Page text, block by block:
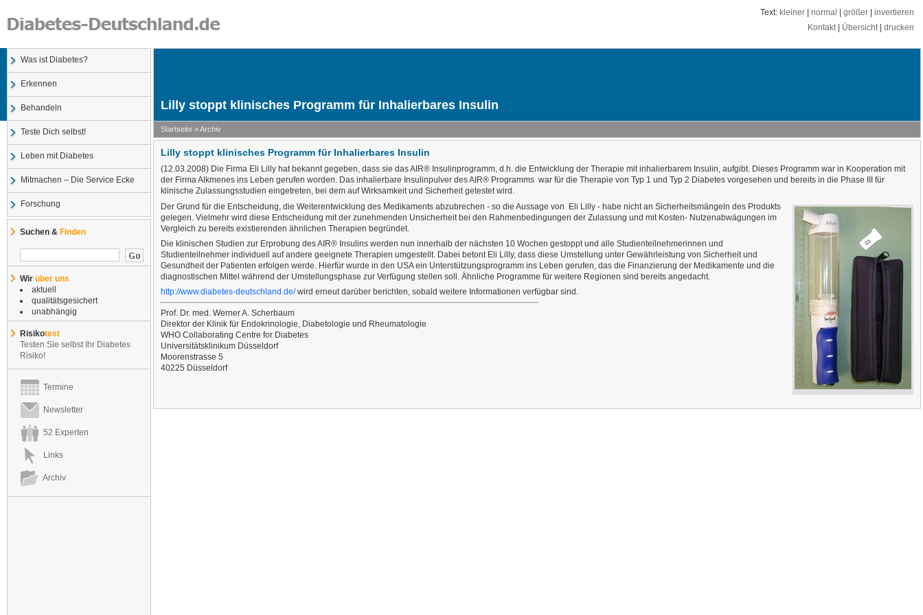
Text: kleiner normal größer
invertieren
Kontakt| Übersicht| drucken
Was ist Diabetes?
Erkennen
Behandeln
Teste Dich selbst!
Leben mit Diabetes
Mitmachen – Die Service Ecke
Forschung
Suchen & Finden
Wir über uns
aktuell
qualitätsgesichert
unabhängig
Risikotest
Testen Sie selbst Ihr Diabetes
Risiko!
Termine
Newsletter
52 Experten
Links
Archiv
Lilly stoppt klinisches Programm für Inhalierbares Insulin
Startseite » Archiv
Lilly stoppt klinisches Programm für Inhalierbares Insulin
(12.03.2008) Die Firma Eli Lilly hat bekannt gegeben, dass sie das AIR® Insulinprogramm, d.h. die Entwicklung der Therapie mit inhalierbarem Insulin, aufgibt. Dieses Programm war in Kooperation mit
der Firma Alkmenes ins Leben gerufen worden. Das inhalierbare Insulinpulver des AIR® Programms war für die Therapie von Typ 1 und Typ 2 Diabetes vorgesehen und bereits in die Phase III für
klinische Zulassungsstudien eingetreten, bei dem auf Wirksamkeit und Sicherheit getestet wird.
Der Grund für die Entscheidung, die Weiterentwicklung des Medikaments abzubrechen - so die Aussage von Eli Lilly - habe nicht an Sicherheitsmängeln des Produkts
gelegen. Vielmehr wird diese Entscheidung mit der zunehmenden Unsicherheit bei den Rahmenbedingungen der Zulassung und mit Kosten- Nutzenabwägungen im
Vergleich zu bereits existierenden ähnlichen Therapien begründet.
Die klinischen Studien zur Erprobung des AIR® Insulins werden nun innerhalb der nächsten 10 Wochen gestoppt und alle Studienteilnehmerinnen und
Studienteilnehmer individuell auf andere geeignete Therapien umgestellt. Dabei betont Eli Lilly, dass diese Umstellung unter Gewährleistung von Sicherheit und
Gesundheit der Patienten erfolgen werde. Hierfür wurde in den USA ein Unterstützungsprogramm ins Leben gerufen, das die Finanzierung der Medikamente und die
diagnostischen Mittel während der Umstellungsphase zur Verfügung stellen soll. Ähnliche Programme für weitere Regionen sind bereits angedacht.
http://www.diabetes-deutschland.de/wird erneut darüber berichten, sobald weitere Informationen verfügbar sind.
Prof. Dr. med. Werner A. Scherbaum
Direktor der Klinik für Endokrinologie, Diabetologie und Rheumatologie
WHO Collaborating Centre for Diabetes
Universitätsklinikum Düsseldorf
Moorenstrasse 5
40225 Düsseldorf